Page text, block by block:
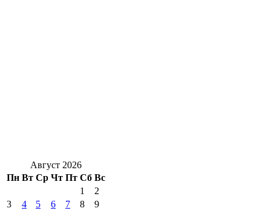
Август 2026
Пн Вт Ср Чт Пт Сб Вс
1
2
3
4 5 6 7 8
9